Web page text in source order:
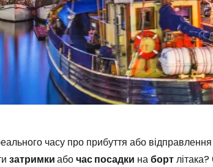
часу про прибуття або
затримкиабочас посадки наборт